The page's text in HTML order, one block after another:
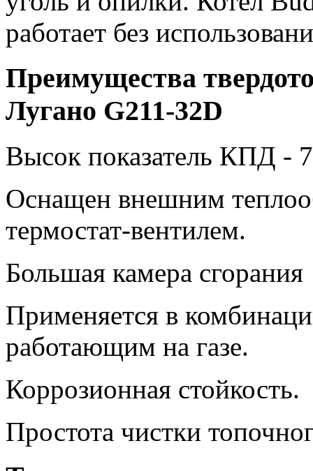
работает без
Преимущества
Лугано G211-32D
Высок показатель КПД -
Оснащен внешним
термостат-вентилем.
Большая камера сгорания
Применяется в
работающим на газе.
Коррозионная стойкость.
Простота чистки